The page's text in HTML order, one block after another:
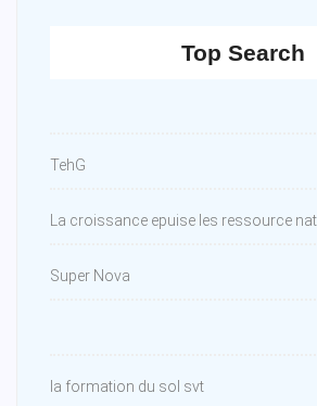
Top Search
TehG
La croissance epuise les ressource
Super Nova
la formation du sol svt